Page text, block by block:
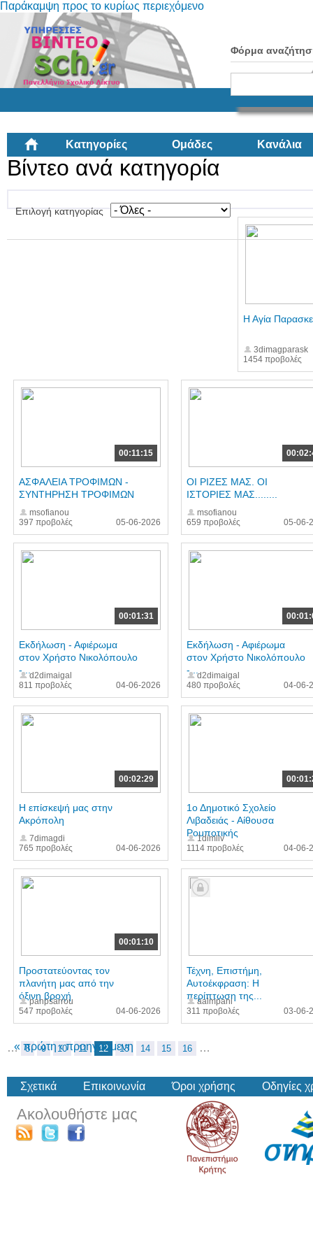
Παράκαμψη προς το κυρίως περιεχόμενο
Φόρμα
Κατηγορίες Ομάδες Κανάλια
Βίντεο ανά κατηγορία
Επιλογή κατηγορίας
1454 προβολές
Η Αγία
3dimagparask
00:11:15
397 προβολές
ΑΣΦΑΛΕΙΑ ΤΡΟΦΙΜΩΝ -
ΣΥΝΤΗΡΗΣΗ ΤΡΟΦΙΜΩΝ
msofianou
05-06-2026
659 προβολές
ΟΙ ΡΙΖΕΣ ΜΑΣ. ΟΙ
ΙΣΤΟΡΙΕΣ ΜΑΣ........
msofianou
05-06-
00:01:31
811 προβολές
Εκδήλωση - Αφιέρωμα
στον Χρήστο Νικολόπουλο
-... d2dimaigal
04-06-2026
480 προβολές
Εκδήλωση - Αφιέρωμα
στον Χρήστο Νικολόπουλο
-... d2dimaigal
04-06-
00:02:29
765 προβολές
Η επίσκεψή μας στην
Ακρόπολη
7dimagdi
04-06-2026
1114 προβολές
1ο Δημοτικό Σχολείο
Λιβαδειάς - Αίθουσα
Ρομποτικής
1dimliv
04-06-
00:01:10
547 προβολές
Προστατεύοντας τον
πλανήτη μας από την
όξινη βροχή
panpsarrou
04-06-2026
311 προβολές
Τέχνη, Επιστήμη,
Αυτοέκφραση: Η
περίπτωση της...
aalmpani
03-06-
« πρώτη ‹ προηγούμενη
… 8 9 10 11 12 13 14 15 16 …
Σχετικά Επικοινωνία Όροι χρήσης Οδηγίες
Ακολουθήστε μας